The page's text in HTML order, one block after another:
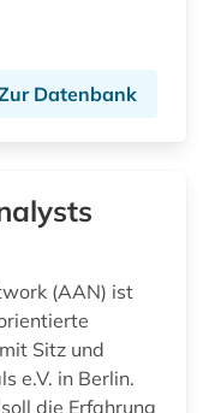
deutschland. finanzministerium (1)
Datenbank
(AAN) ist
Sitz und
e.V. in Berlin.
die Erfahrung